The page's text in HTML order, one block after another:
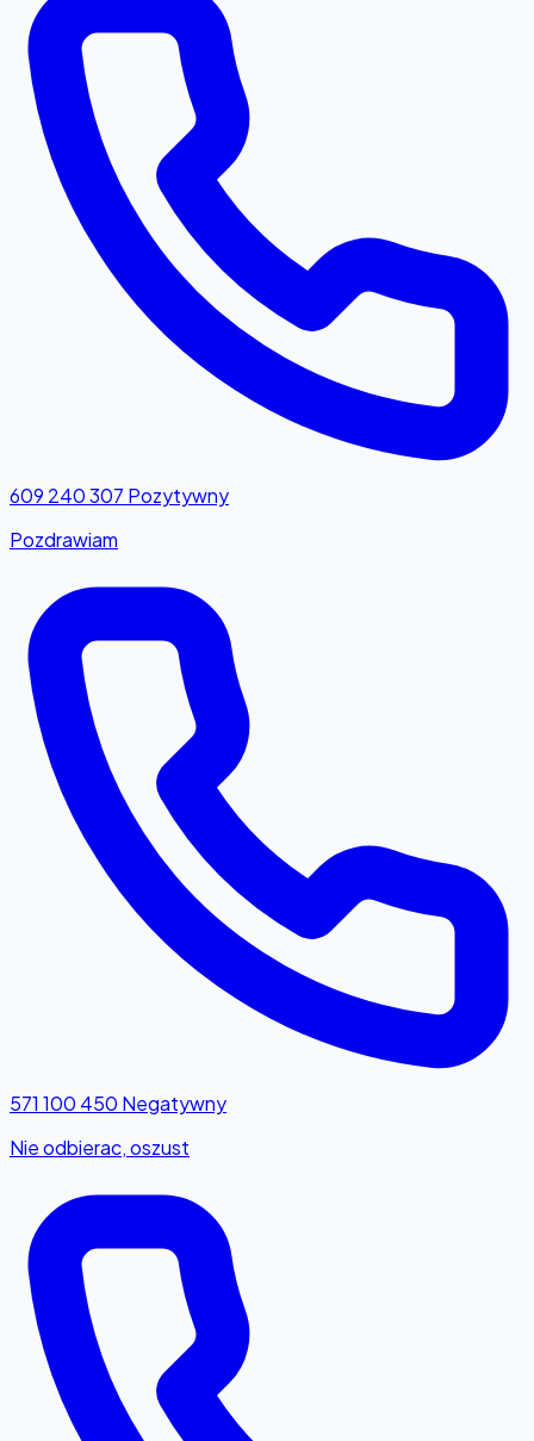
609 240 307 Pozytywny
Pozdrawiam
571 100 450 Negatywny
Nie odbierac, oszust